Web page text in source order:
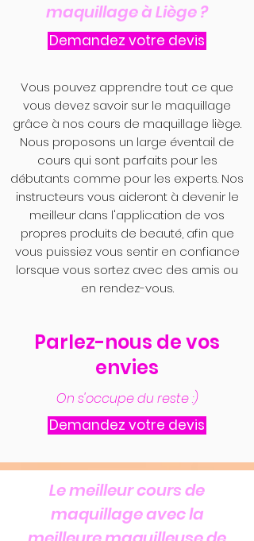
maquillage à Liège ?
Demandez votre devis
Vous pouvez apprendre tout ce que
vous devez savoir sur le maquillage
grâce à nos cours de maquillage liège.
Nous proposons un large éventail de
cours qui sont parfaits pour les
débutants comme pour les experts. Nos
instructeurs vous aideront à devenir le
meilleur dans l'application de vos
propres produits de beauté, afin que
vous puissiez vous sentir en confiance
lorsque vous sortez avec des amis ou
en rendez-vous.
Parlez-nous de vos
envies
On s'occupe du reste :)
Demandez votre devis
Le meilleur cours de
maquillage avec la